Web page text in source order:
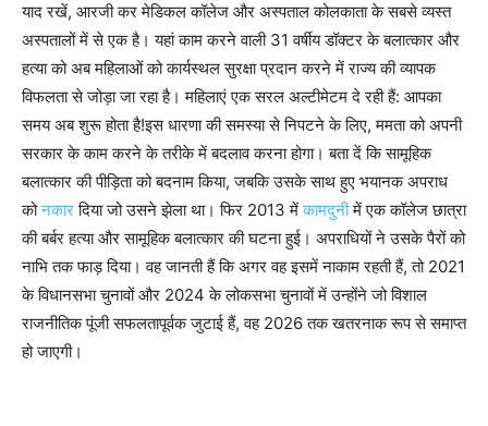
याद रखें, आरजी कर मेडिकल कॉलेज और अस्पताल कोलकाता के सबसे व्यस्त
अस्पतालों में से एक है। यहां काम करने वाली 31 वर्षीय डॉक्टर के बलात्कार और
हत्या को अब महिलाओं को कार्यस्थल सुरक्षा प्रदान करने में राज्य की व्यापक
विफलता से जोड़ा जा रहा है। महिलाएं एक सरल अल्टीमेटम दे रही हैं: आपका
समय अब शुरू होता है!इस धारणा की समस्या से निपटने के लिए, ममता को अपनी
सरकार के काम करने के तरीके में बदलाव करना होगा। बता दें कि सामूहिक
बलात्कार की पीड़िता को बदनाम किया, जबकि उसके साथ हुए भयानक अपराध
कोनकारदिया जो उसने झेला था। फिर 2013 मेंकामदुनीमें एक कॉलेज छात्रा
की बर्बर हत्या और सामूहिक बलात्कार की घटना हुई। अपराधियों ने उसके पैरों को
नाभि तक फाड़ दिया। वह जानती हैं कि अगर वह इसमें नाकाम रहती हैं, तो 2021
के विधानसभा चुनावों और 2024 के लोकसभा चुनावों में उन्होंने जो विशाल
राजनीतिक पूंजी सफलतापूर्वक जुटाई हैं, वह 2026 तक खतरनाक रूप से समाप्त
हो जाएगी।